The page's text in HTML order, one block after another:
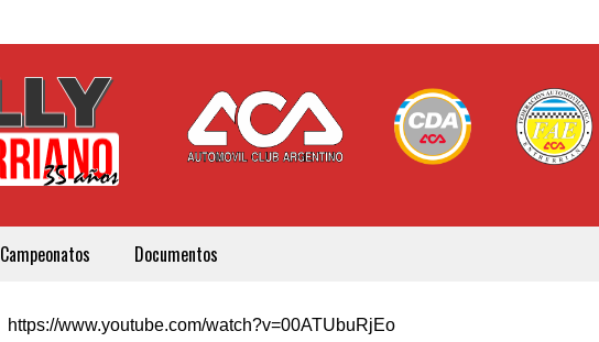
Campeonatos Documentos
https://www.youtube.com/watch?v=00ATUbuRjEo